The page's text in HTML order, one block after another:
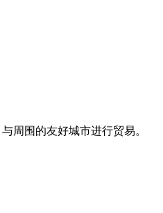
周围的友好城市进行贸易。